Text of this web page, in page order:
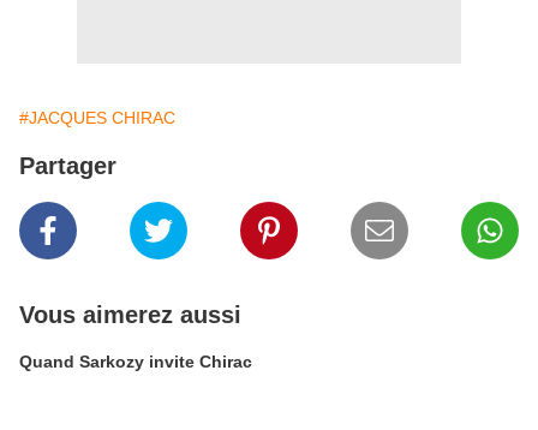
#JACQUES CHIRAC
Partager
Vous aimerez aussi
Quand Sarkozy invite Chirac